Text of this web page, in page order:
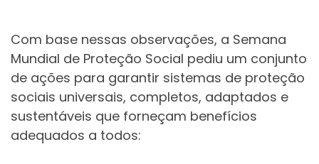
Com base nessas observações, a Semana
Mundial de Proteção Social pediu um conjunto
de ações para garantir sistemas de proteção
sociais universais, completos, adaptados e
sustentáveis que forneçam benefícios
adequados a todos: